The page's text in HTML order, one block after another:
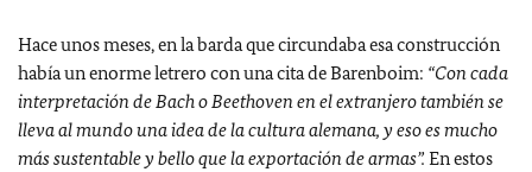
Hace unos meses, en la barda que circundaba esa construcción
había un enorme letrero con una cita de Barenboim: “Con cada
interpretación de Bach o Beethoven en el extranjero también se
lleva al mundo una idea de la cultura alemana, y eso es mucho
más sustentable y bello que la exportación de armas”. En estos